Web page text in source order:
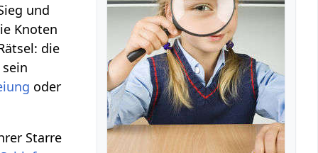
und
Knoten
die
oder
Starre